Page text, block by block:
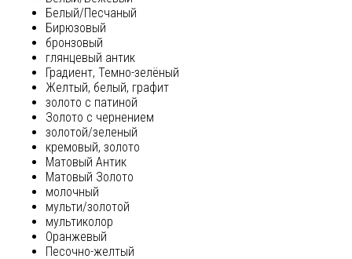
Белый/Песчаный
Бирюзовый
бронзовый
глянцевый антик
Градиент, Темно-зелёный
Желтый, белый, графит
золото с патиной
Золото с чернением
золотой/зеленый
кремовый, золото
Матовый Антик
Матовый Золото
молочный
мульти/золотой
мультиколор
Оранжевый
Песочно-желтый